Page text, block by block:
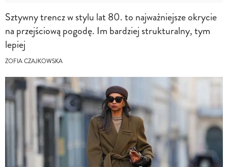
Sztywny trencz w stylu lat 80. to najważniejsze okrycie
na przejściową pogodę. Im bardziej strukturalny, tym
lepiej
ZOFIA CZAJKOWSKA